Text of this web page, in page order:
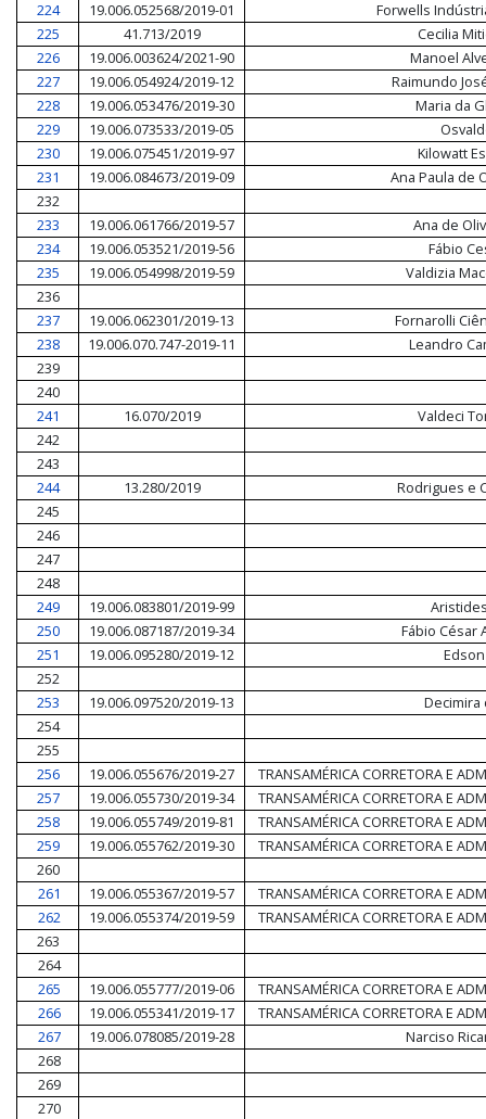
224 19.006.052568/2019-01
Forwells
225
41.713/2019
Cecilia
226
19.006.003624/2021-90
Manoel
227
19.006.054924/2019-12
Raimundo
228
19.006.053476/2019-30
Maria da
229
19.006.073533/2019-05
230
19.006.075451/2019-97
Kilowatt
231
19.006.084673/2019-09
Ana Paula de
232
233
19.006.061766/2019-57
Ana de
234
19.006.053521/2019-56
Fábio
235
19.006.054998/2019-59
Valdizia
236
237
19.006.062301/2019-13
Fornarolli
238
19.006.070.747-2019-11
Leandro
239
240
241
16.070/2019
Valdeci
242
243
244
13.280/2019
Rodrigues e
245
246
247
248
249
19.006.083801/2019-99
250
19.006.087187/2019-34
Fábio César
251
19.006.095280/2019-12
252
253
19.006.097520/2019-13
254
255
256
19.006.055676/2019-27
TRANSAMÉRICA CORRETORA E
257
19.006.055730/2019-34
TRANSAMÉRICA CORRETORA E
258
19.006.055749/2019-81
TRANSAMÉRICA CORRETORA E
259
19.006.055762/2019-30
TRANSAMÉRICA CORRETORA E
260
261
19.006.055367/2019-57
TRANSAMÉRICA CORRETORA E
262
19.006.055374/2019-59
TRANSAMÉRICA CORRETORA E
263
264
265
19.006.055777/2019-06
TRANSAMÉRICA CORRETORA E
266
19.006.055341/2019-17
TRANSAMÉRICA CORRETORA E
267
19.006.078085/2019-28
Narciso
268
269
270